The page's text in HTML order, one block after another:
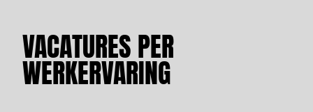
VACATURES PER
WERKERVARING